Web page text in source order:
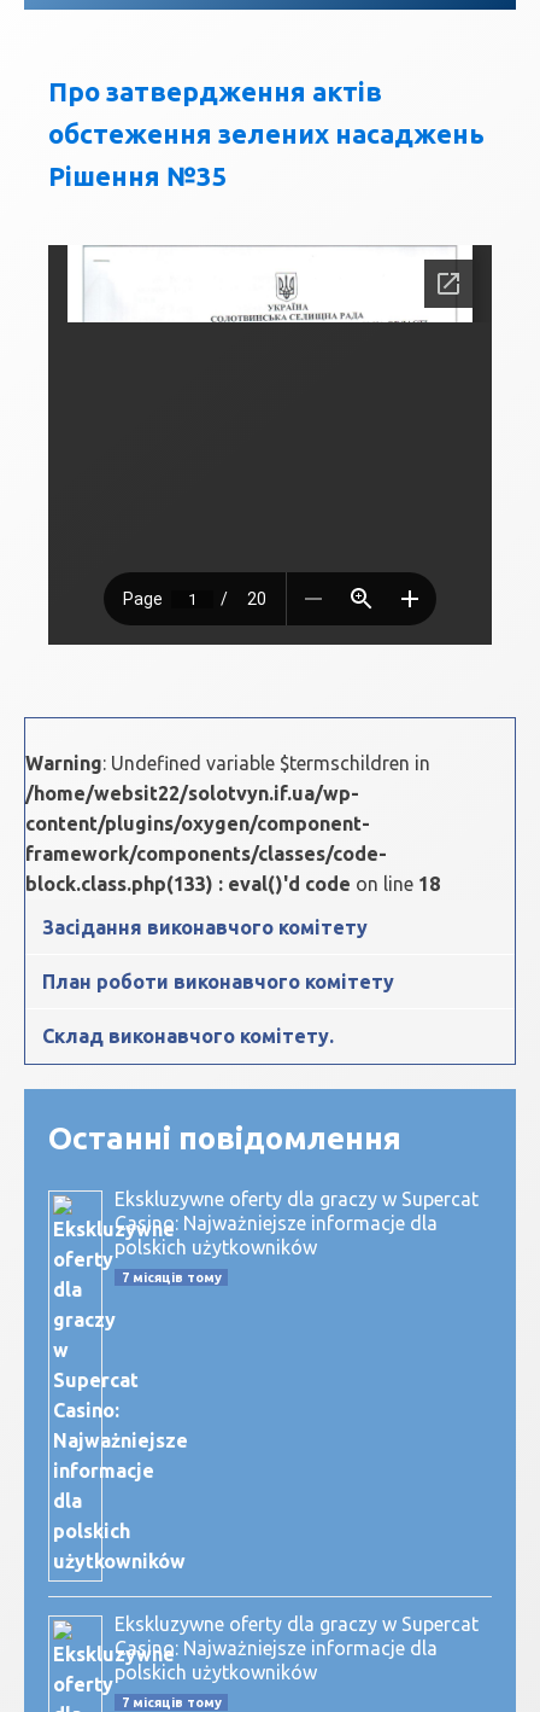
Про затвердження актів
обстеження зелених насаджень
Рішення №35
Warning: Undefined variable $termschildren in
/home/websit22/solotvyn.if.ua/wp-
content/plugins/oxygen/component-
framework/components/classes/code-
block.class.php(133) : eval()'d code on line 18
Засідання виконавчого комітету
План роботи виконавчого комітету
Склад виконавчого комітету.
Останні повідомлення
Ekskluzywne oferty dla graczy w Supercat
Casino: Najważniejsze informacje dla
polskich użytkowników
7 місяців тому
Ekskluzywne oferty dla graczy w Supercat
Casino: Najważniejsze informacje dla
polskich użytkowników
7 місяців тому